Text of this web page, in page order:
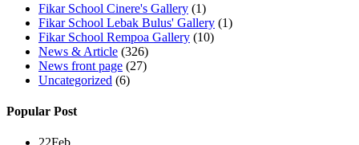
Fikar School Cinere's Gallery (1)
Fikar School Lebak Bulus' Gallery (1)
Fikar School Rempoa Gallery (10)
News & Article (326)
News front page (27)
Uncategorized (6)
Popular Post
22Feb